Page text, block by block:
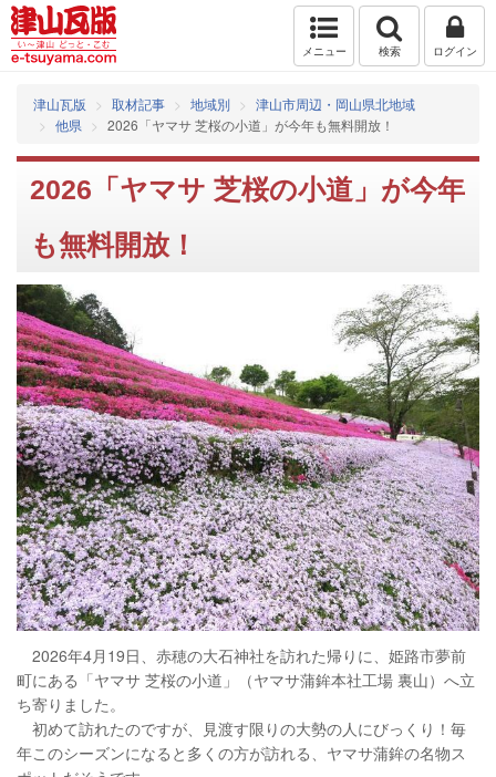
メニュー 検索 ログイン
津山瓦版 取材記事 地域別
津山市周辺・岡山県北地域
他県
2026「ヤマサ 芝桜の小道」が今年も無料開放！
2026「ヤマサ 芝桜の小道」が今年
も無料開放！
2026年4月19日、赤穂の大石神社を訪れた帰りに、姫路市夢前
町にある「ヤマサ 芝桜の小道」（ヤマサ蒲鉾本社工場 裏山）へ立
ち寄りました。
初めて訪れたのですが、見渡す限りの大勢の人にびっくり！毎
年このシーズンになると多くの方が訪れる、ヤマサ蒲鉾の名物ス